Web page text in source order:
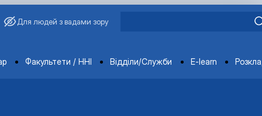
Для людей з вадами зору
Факультети / ННІ Відділи/Служби E-learn